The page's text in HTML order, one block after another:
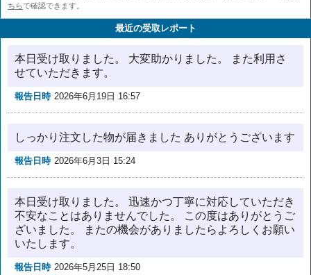
ちらで確認できます。
最近の受取レポート
本日受け取りました。 大変助かりました。 また利用さ
せていただきます。
報告日時 2026年6月19日 16:57
しっかり注文した物が届きました ありがとうございます
報告日時 2026年6月3日 15:24
本日受け取りました。 迅速かつ丁寧に対応していただき
不安なことはありませんでした。 この度はありがとうご
ざいました。 またの機会がありましたらよろしくお願い
いたします。
報告日時 2026年5月25日 18:50